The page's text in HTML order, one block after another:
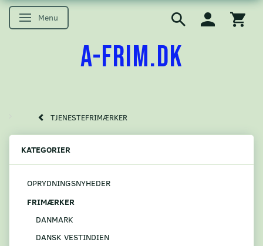
Skifte navigation
Menu
A-FRIM.DK
TJENESTEFRIMÆRKER
KATEGORIER
OPRYDNINGSNYHEDER
FRIMÆRKER
DANMARK
DANSK VESTINDIEN